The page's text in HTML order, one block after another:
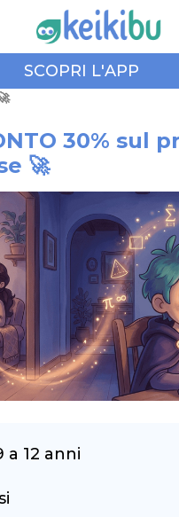
SCOPRI L'APP
Corsi
30% sul
🚀
a 12 anni